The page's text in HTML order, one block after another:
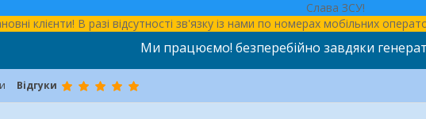
Слава ЗСУ!
клієнти! В разі відсутності зв'язку із нами по номерах мобільних
Ми працюємо! безперебійно завдяки
Відгуки